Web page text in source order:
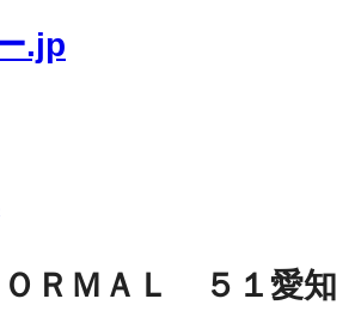
ＲＭＡＬ ５１ 愛知